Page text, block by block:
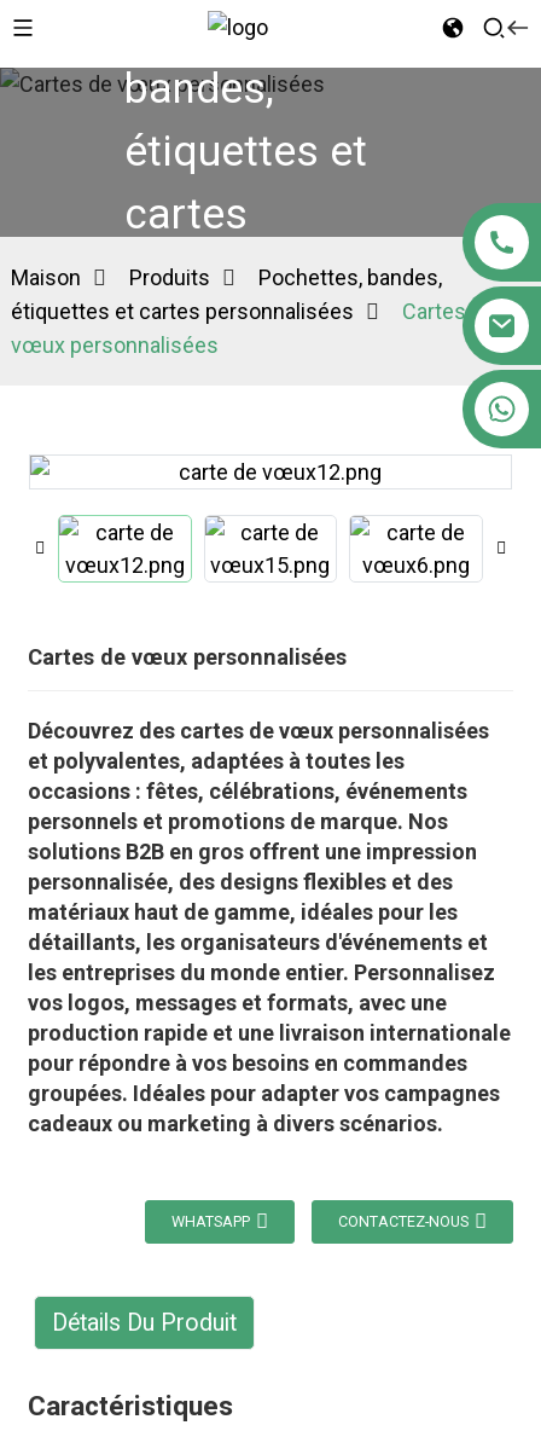
Pochettes,
bandes,
étiquettes et
cartes
personnalisées
Maison Produits
Pochettes, bandes,
étiquettes et cartes personnalisées
Cartes de
vœux personnalisées
Cartes de vœux personnalisées
Découvrez des cartes de vœux personnalisées
et polyvalentes, adaptées à toutes les
occasions : fêtes, célébrations, événements
personnels et promotions de marque. Nos
solutions B2B en gros offrent une impression
personnalisée, des designs flexibles et des
matériaux haut de gamme, idéales pour les
détaillants, les organisateurs d'événements et
les entreprises du monde entier. Personnalisez
vos logos, messages et formats, avec une
production rapide et une livraison internationale
pour répondre à vos besoins en commandes
groupées. Idéales pour adapter vos campagnes
cadeaux ou marketing à divers scénarios.
WHATSAPP CONTACTEZ-NOUS
Détails Du Produit
Caractéristiques